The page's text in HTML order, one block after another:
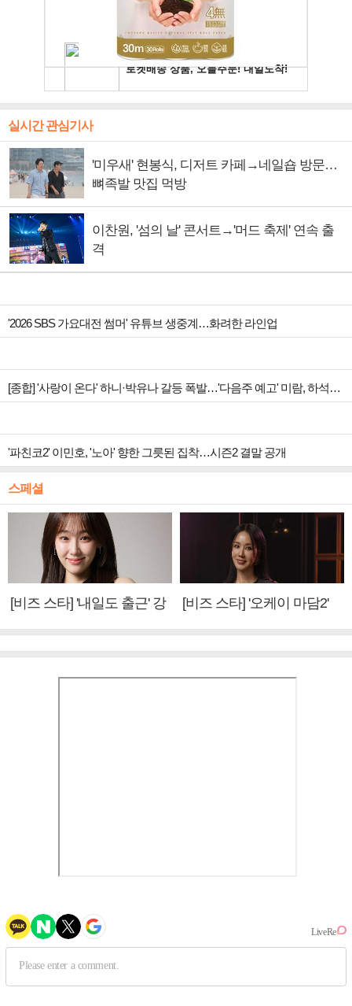
실시간 관심기사
'미우새' 현봉식, 디저트 카페→네일숍 방문…
뼈족발 맛집 먹방
이찬원, '섬의 날' 콘서트→'머드 축제' 연속 출
격
'2026 SBS 가요대전 썸머' 유튜브 생중계…화려한 라인업
[종합] '사랑이 온다' 하니·박유나 갈등 폭발…'다음주 예고' 미람, 하석진 아들 의심
'파친코2' 이민호, '노아' 향한 그릇된 집착…시즌2 결말 공개
스페셜
[비즈 스타] '내일도 출근' 강
[비즈 스타] '오케이 마담2'